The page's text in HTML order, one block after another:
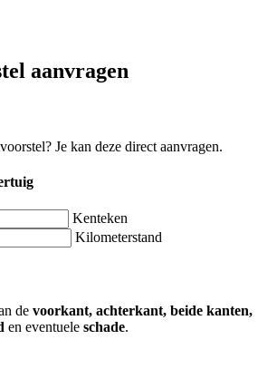
aanvragen
Je kan deze direct aanvragen.
Kenteken
Kilometerstand
de voorkant, achterkant, beide kanten,
en eventuele schade.